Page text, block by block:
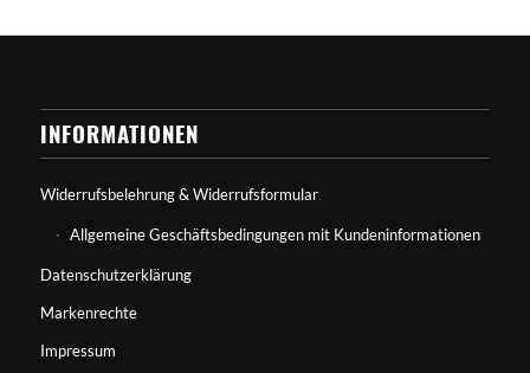
INFORMATIONEN
Widerrufsbelehrung & Widerrufsformular
Allgemeine Geschäftsbedingungen mit Kundeninformationen
Datenschutzerklärung
Markenrechte
Impressum